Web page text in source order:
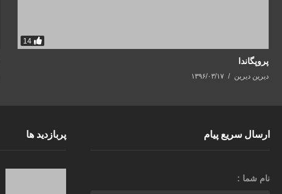
14
پروپگاندا
دیرین دیرین ۱۳۹۶/۰۳/۱۷
ارسال سریع پیام
نام شما :
پربازدید ها